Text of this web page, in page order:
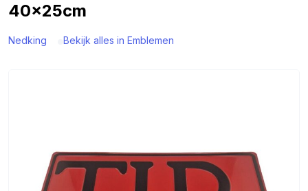
40x25cm
Nedking Bekijk alles in Emblemen